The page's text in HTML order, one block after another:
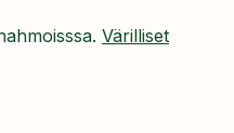
Värilliset